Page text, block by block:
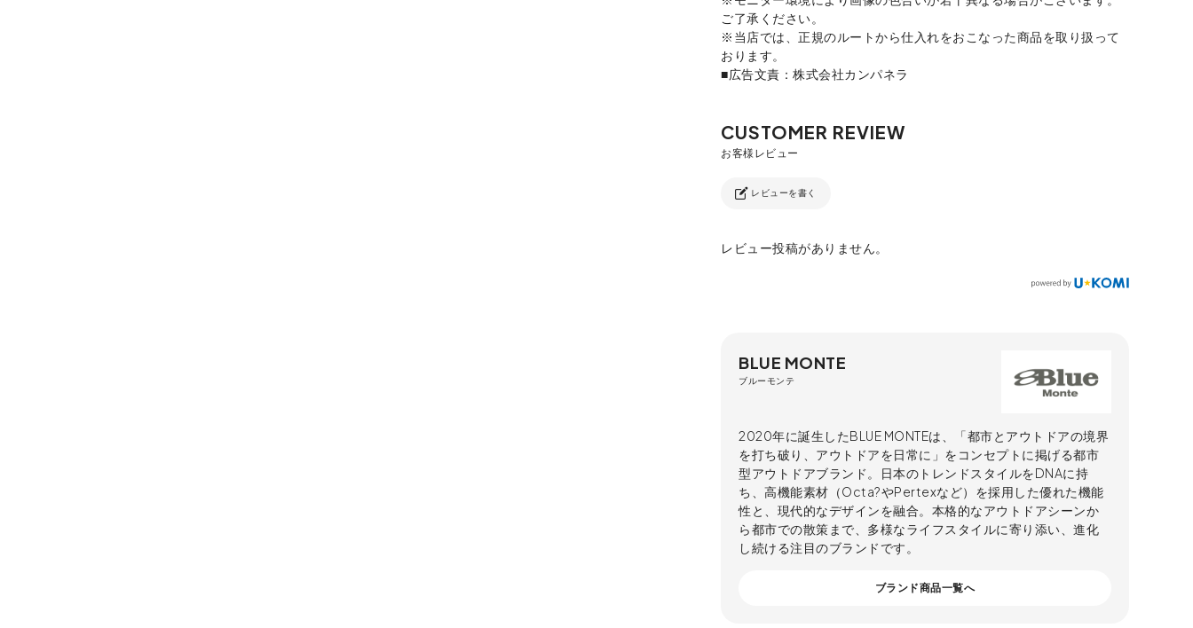
ご了承ください。
※当店では、正規のルートから仕入れをおこなった商品を取り扱って
おります。
■広告文責：株式会社カンパネラ
レビューを書く
レビュー投稿がありません。
BLUE MONTE
ブルーモンテ
2020年に誕生したBLUE MONTEは、「都市とアウトドアの境界
を打ち破り、アウトドアを日常に」をコンセプトに掲げる都市
型アウトドアブランド。日本のトレンドスタイルをDNAに持
ち、高機能素材（Octa?やPertexなど）を採用した優れた機能
性と、現代的なデザインを融合。本格的なアウトドアシーンか
ら都市での散策まで、多様なライフスタイルに寄り添い、進化
し続ける注目のブランドです。
ブランド商品一覧へ